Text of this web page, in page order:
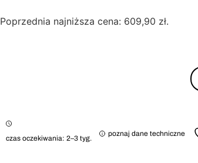
Poprzednia najniższa cena: 609,90 zł.
czas oczekiwania: 2–3 tyg.
poznaj dane techniczne